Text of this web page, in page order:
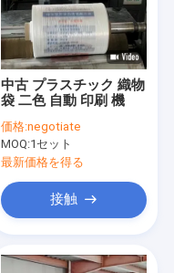
中古 プラスチック 織物
袋 二色 自動 印刷 機
価格:negotiate
MOQ:1セット
最新価格を得る
接触